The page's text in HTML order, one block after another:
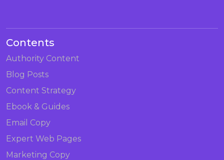
Contents
Authority Content
Blog Posts
Content Strategy
Ebook & Guides
Email Copy
Expert Web Pages
Marketing Copy